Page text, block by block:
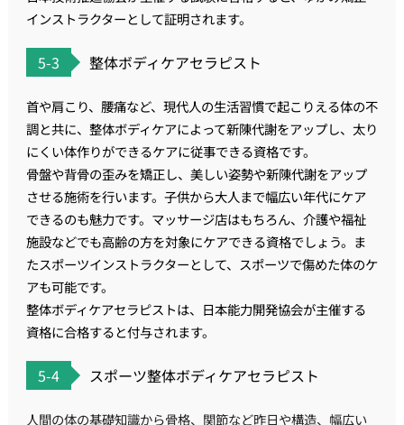
インストラクターとして証明されます。
5-3 整体ボディケアセラピスト
首や肩こり、腰痛など、現代人の生活習慣で起こりえる体の不
調と共に、整体ボディケアによって新陳代謝をアップし、太り
にくい体作りができるケアに従事できる資格です。
骨盤や背骨の歪みを矯正し、美しい姿勢や新陳代謝をアップ
させる施術を行います。子供から大人まで幅広い年代にケア
できるのも魅力です。マッサージ店はもちろん、介護や福祉
施設などでも高齢の方を対象にケアできる資格でしょう。ま
たスポーツインストラクターとして、スポーツで傷めた体のケ
アも可能です。
整体ボディケアセラピストは、日本能力開発協会が主催する
資格に合格すると付与されます。
5-4 スポーツ整体ボディケアセラピスト
人間の体の基礎知識から骨格、関節など昨日や構造、幅広い